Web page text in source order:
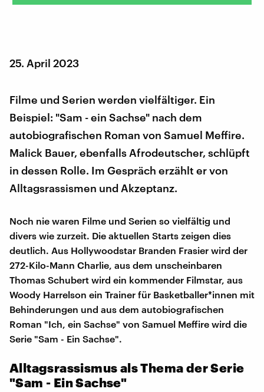
25. April 2023
Filme und Serien werden vielfältiger. Ein
Beispiel: "Sam - ein Sachse" nach dem
autobiografischen Roman von Samuel Meffire.
Malick Bauer, ebenfalls Afrodeutscher, schlüpft
in dessen Rolle. Im Gespräch erzählt er von
Alltagsrassismen und Akzeptanz.
Noch nie waren Filme und Serien so vielfältig und
divers wie zurzeit. Die aktuellen Starts zeigen dies
deutlich. Aus Hollywoodstar Branden Frasier wird der
272-Kilo-Mann Charlie, aus dem unscheinbaren
Thomas Schubert wird ein kommender Filmstar, aus
Woody Harrelson ein Trainer für Basketballer*innen mit
Behinderungen und aus dem autobiografischen
Roman "Ich, ein Sachse" von Samuel Meffire wird die
Serie "Sam - Ein Sachse".
Alltagsrassismus als Thema der Serie
"Sam - Ein Sachse"